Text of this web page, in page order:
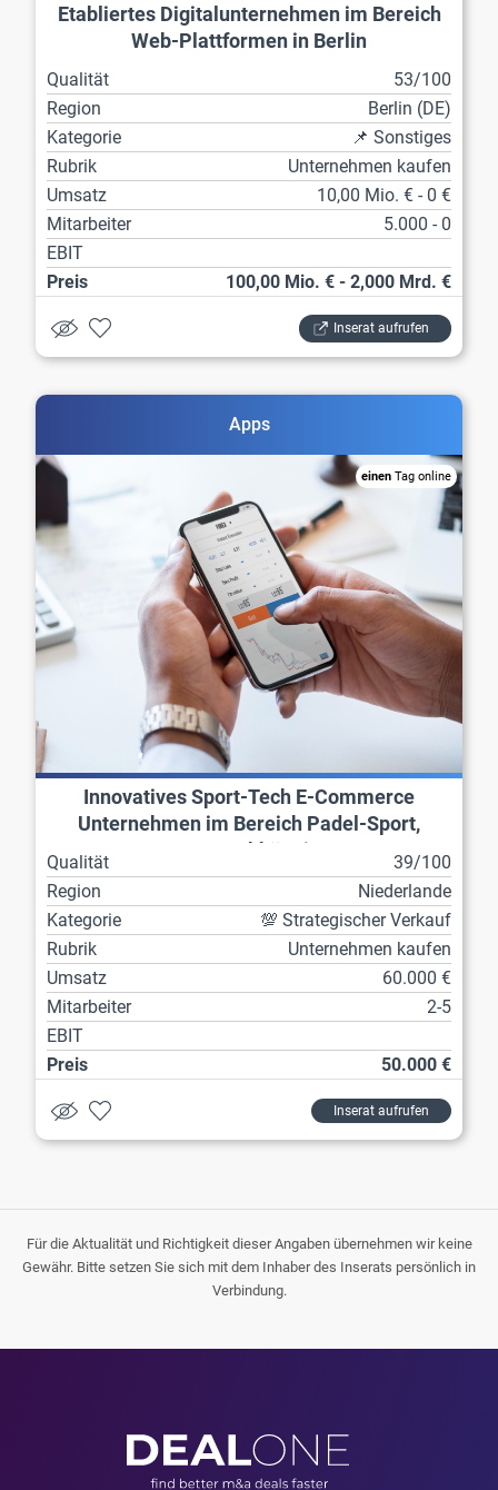
Etabliertes Digitalunternehmen im Bereich
Web-Plattformen in Berlin
Qualität
53/100
Region
Berlin (DE)
Kategorie
📌 Sonstiges
Rubrik
Unternehmen kaufen
Umsatz
10,00 Mio. € - 0 €
Mitarbeiter
5.000 - 0
EBIT
Preis
100,00 Mio. € - 2,000 Mrd. €
Inserat aufrufen
Apps
einen Tag online
Innovatives Sport-Tech E-Commerce
Unternehmen im Bereich Padel-Sport,
Qualität
39/100
Region
Niederlande
Kategorie
💯 Strategischer Verkauf
Rubrik
Unternehmen kaufen
Umsatz
60.000 €
Mitarbeiter
2-5
EBIT
Preis
50.000 €
Inserat aufrufen
Für die Aktualität und Richtigkeit dieser Angaben übernehmen wir keine
Gewähr. Bitte setzen Sie sich mit dem Inhaber des Inserats persönlich in
Verbindung.